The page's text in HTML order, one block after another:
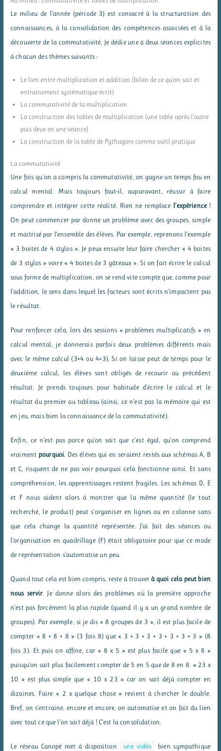
Le milieu de l’année (période 3) est consacré à la structuration des
connaissances, à la consolidation des compétences associées et à la
découverte de la commutativité. Je dédie une à deux séances explicites
à chacun des thèmes suivants :
Le lien entre multiplication et addition (bilan de ce qu’on sait et
entrainement systématique écrit)
La commutativité de la multiplication
La construction des tables de multiplication (une table après l’autre
puis deux en une séance)
La construction de la table de Pythagore comme outil pratique
La commutativité
Une fois qu’on a compris la commutativité, on gagne un temps fou en
calcul mental. Mais toujours faut-il, auparavant, réussir à faire
comprendre et intégrer cette réalité. Rien ne remplace l’expérience!
On peut commencer par donne un problème avec des groupes, simple
et maitrisé par l’ensemble des élèves. Par exemple, reprenons l’exemple
« 3 boites de 4 stylos ». Je peux ensuite leur faire chercher « 4 boites
de 3 stylos » voire « 4 boites de 3 gâteaux ». Si on fait écrire le calcul
sous forme de multiplication, on se rend vite compte que, comme pour
l’addition, le sens dans lequel les facteurs sont écrits n’impactent pas
le résultat.
Pour renforcer cela, lors des sessions « problèmes multiplicatifs » en
calcul mental, je donnerais parfois deux problèmes différents mais
avec le même calcul (3×4 ou 4×3). Si on laisse peut de temps pour le
deuxième calcul, les élèves sont obligés de recourir au précédent
résultat. Je prends toujours pour habitude d’écrire le calcul et le
résultat du premier au tableau (ainsi, ce n’est pas la mémoire qui est
en jeu, mais bien la connaissance de la commutativité).
Enfin, ce n’est pas parce qu’on sait que c’est égal, qu’on comprend
vraiment pourquoi . Des élèves qui en seraient restés aux schémas A, B
et C, risquent de ne pas voir pourquoi cela fonctionne ainsi. Et sans
compréhension, les apprentissages restent fragiles. Les schémas D, E
et F nous aident alors à montrer que la même quantité (le tout
recherché, le produit) peut s’organiser en lignes ou en colonne sans
que cela change la quantité représentée. J’ai fait des séances ou
l’organisation en quadrillage (F) était obligatoire pour que ce mode
de représentation s’automatise un peu.
Quand tout cela est bien compris, reste à trouverà quoi cela peut bien
nous servir. Je donne alors des problèmes où la première approche
n’est pas forcément la plus rapide (quand il y a un grand nombre de
groupes). Par exemple, si je dis « 8 groupes de 3 », il est plus facile de
compter « 8 + 8 + 8 » (3 fois 8) que « 3 + 3 + 3 + 3 + 3 + 3 + 3 » (8
fois 3). Et puis on affine, car « 8 x 5 » est plus facile que « 5 x 8 »
puisqu’on sait plus facilement compter de 5 en 5 que de 8 en 8. « 23 x
10 » est plus simple que « 10 x 23 » car on sait déjà compter en
dizaines. Faire « 2 x quelque chose » revient à chercher le double.
Bref, on s’entraine, encore et encore, on automatise et on fait du lien
avec tout ce que l’on sait déjà ! C’est la consolidation.
Le réseau Canopé met à disposition une vidéo
bien sympathique